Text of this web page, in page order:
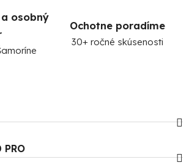
osobný
Ochotne poradíme
30+ ročné skúsenosti
PRO